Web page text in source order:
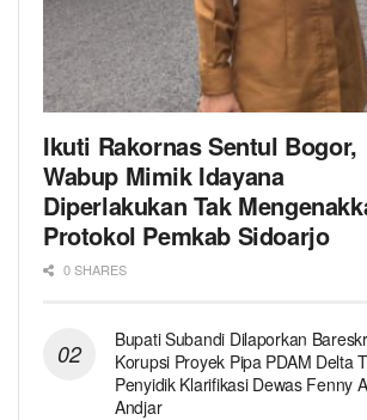
Ikuti Rakornas Sentul Bogor,
Wabup Mimik Idayana
Diperlakukan Tak
Protokol Pemkab Sidoarjo
0 SHARES
Bupati Subandi Dilaporkan
Korupsi Proyek Pipa PDAM Delta
Penyidik Klarifikasi Dewas Fenny
Andjar